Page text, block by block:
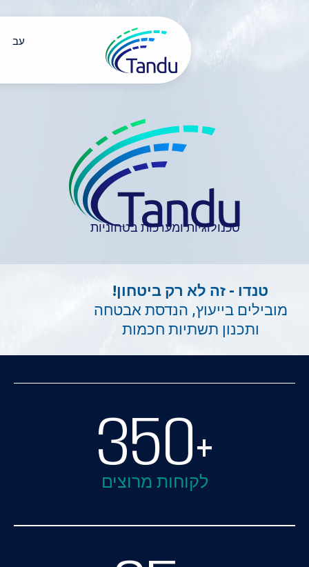
עב
רק ביטחון!
הנדסת אבטחה
חכמות
ומערכות בטחוניות
מרוצים
350